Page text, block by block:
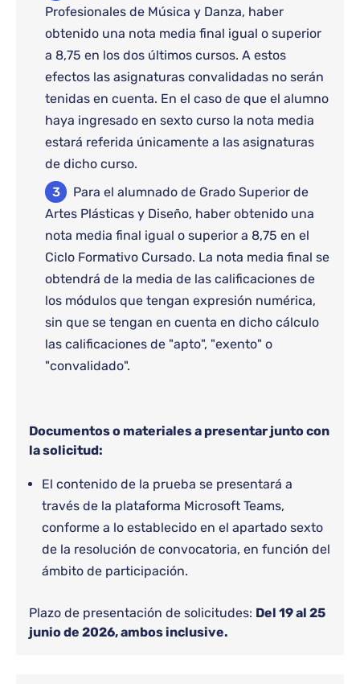
Profesionales de Música y Danza, haber
obtenido una nota media final igual o superior
a 8,75 en los dos últimos cursos. A estos
efectos las asignaturas convalidadas no serán
tenidas en cuenta. En el caso de que el alumno
haya ingresado en sexto curso la nota media
estará referida únicamente a las asignaturas
de dicho curso.
Para el alumnado de Grado Superior de
Artes Plásticas y Diseño, haber obtenido una
nota media final igual o superior a 8,75 en el
Ciclo Formativo Cursado. La nota media final se
obtendrá de la media de las calificaciones de
los módulos que tengan expresión numérica,
sin que se tengan en cuenta en dicho cálculo
las calificaciones de "apto", "exento" o
"convalidado".
Documentos o materiales a presentar junto con
la solicitud:
El contenido de la prueba se presentará a
través de la plataforma Microsoft Teams,
conforme a lo establecido en el apartado sexto
de la resolución de convocatoria, en función del
ámbito de participación.
Plazo de presentación de solicitudes: Del 19 al 25
junio de 2026, ambos inclusive.